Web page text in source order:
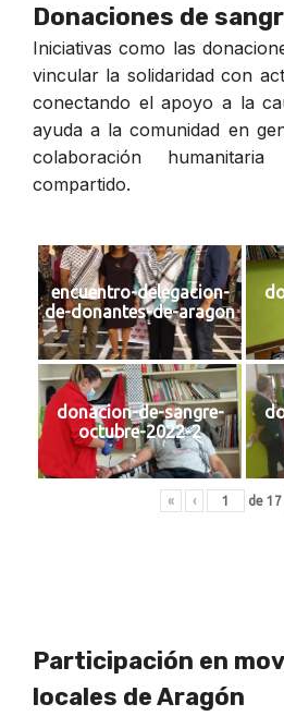
Donaciones de
Iniciativas como las
vincular la solidaridad con
conectando el apoyo a la
ayuda a la comunidad en
colaboración
compartido.
encuentro-delegacion-
de-donantes-de-aragon
donacion-de-sangre-
octubre-2022-2
« ‹ de 17
Participación en
locales de Aragón